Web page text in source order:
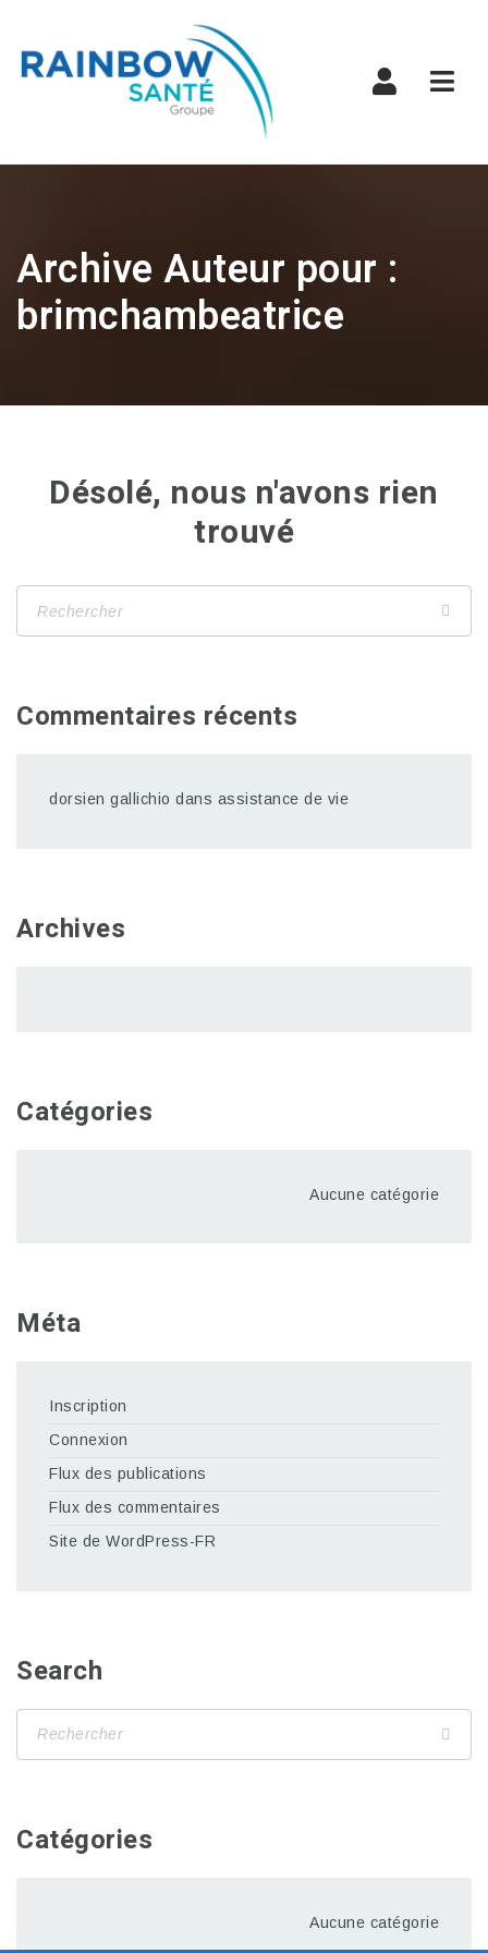
Archive Auteur pour :
brimchambeatrice
Désolé, nous n'avons rien
trouvé
Commentaires récents
dorsien gallichio dans assistance de vie
Archives
Catégories
Aucune catégorie
Méta
Inscription
Connexion
Flux des publications
Flux des commentaires
Site de WordPress-FR
Search
Catégories
Aucune catégorie